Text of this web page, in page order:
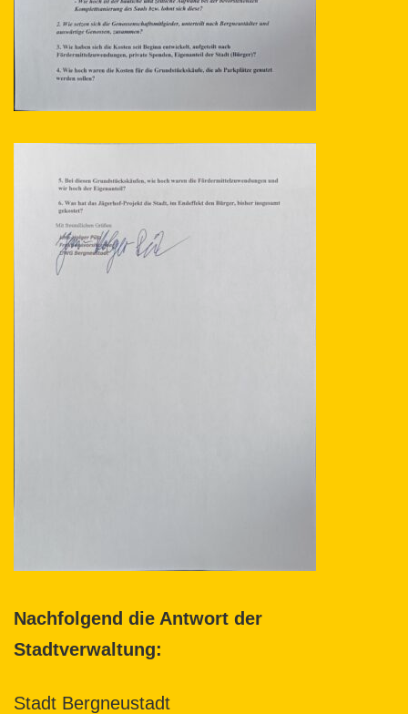
Nachfolgend die Antwort der
Stadtverwaltung:
Stadt Bergneustadt